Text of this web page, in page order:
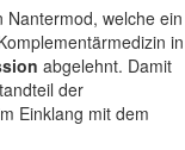
welche ein
in
abgelehnt. Damit
der
Einklang mit dem